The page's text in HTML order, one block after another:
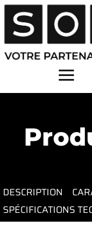
DESCRIPTION
SPÉCIFICATIONS